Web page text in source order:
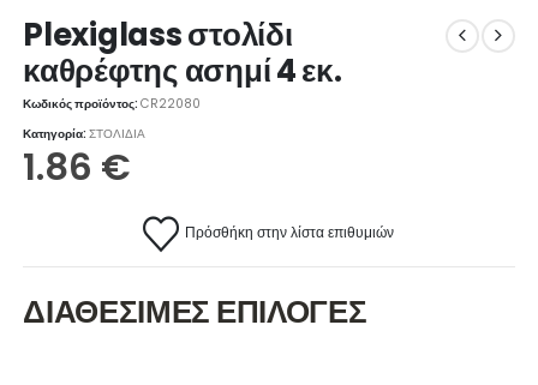
Plexiglass στολίδι
καθρέφτης ασημί 4 εκ.
Κωδικός προϊόντος:CR22080
Κατηγορία:ΣΤΟΛΙΔΙΑ
1.86 €
Πρόσθήκη στην λίστα επιθυμιών
ΔΙΑΘΕΣΙΜΕΣ ΕΠΙΛΟΓΕΣ